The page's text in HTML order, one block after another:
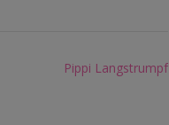
Pippi Langstrumpf